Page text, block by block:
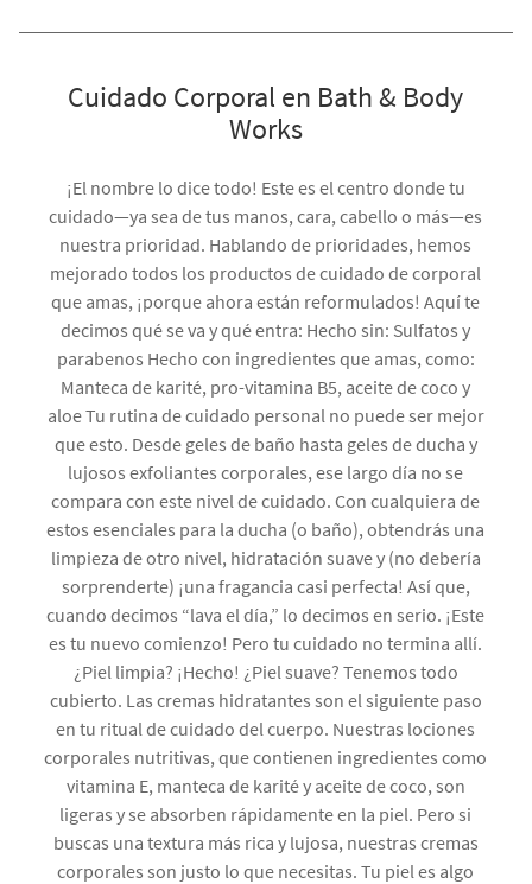
Cuidado Corporal en Bath & Body
Works
¡El nombre lo dice todo! Este es el centro donde tu
cuidado—ya sea de tus manos, cara, cabello o más—es
nuestra prioridad. Hablando de prioridades, hemos
mejorado todos los productos de cuidado de corporal
que amas, ¡porque ahora están reformulados! Aquí te
decimos qué se va y qué entra: Hecho sin: Sulfatos y
parabenos Hecho con ingredientes que amas, como:
Manteca de karité, pro-vitamina B5, aceite de coco y
aloe Tu rutina de cuidado personal no puede ser mejor
que esto. Desde geles de baño hasta geles de ducha y
lujosos exfoliantes corporales, ese largo día no se
compara con este nivel de cuidado. Con cualquiera de
estos esenciales para la ducha (o baño), obtendrás una
limpieza de otro nivel, hidratación suave y (no debería
sorprenderte) ¡una fragancia casi perfecta! Así que,
cuando decimos “lava el día,” lo decimos en serio. ¡Este
es tu nuevo comienzo! Pero tu cuidado no termina allí.
¿Piel limpia? ¡Hecho! ¿Piel suave? Tenemos todo
cubierto. Las cremas hidratantes son el siguiente paso
en tu ritual de cuidado del cuerpo. Nuestras lociones
corporales nutritivas, que contienen ingredientes como
vitamina E, manteca de karité y aceite de coco, son
ligeras y se absorben rápidamente en la piel. Pero si
buscas una textura más rica y lujosa, nuestras cremas
corporales son justo lo que necesitas. Tu piel es algo